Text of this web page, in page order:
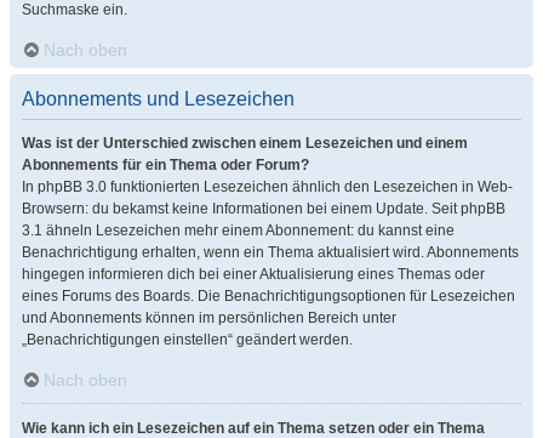
Suchmaske ein.
Nach oben
Abonnements und Lesezeichen
Was ist der Unterschied zwischen einem Lesezeichen und einem
Abonnements für ein Thema oder Forum?
In phpBB 3.0 funktionierten Lesezeichen ähnlich den Lesezeichen in Web-
Browsern: du bekamst keine Informationen bei einem Update. Seit phpBB
3.1 ähneln Lesezeichen mehr einem Abonnement: du kannst eine
Benachrichtigung erhalten, wenn ein Thema aktualisiert wird. Abonnements
hingegen informieren dich bei einer Aktualisierung eines Themas oder
eines Forums des Boards. Die Benachrichtigungsoptionen für Lesezeichen
und Abonnements können im persönlichen Bereich unter
„Benachrichtigungen einstellen“ geändert werden.
Nach oben
Wie kann ich ein Lesezeichen auf ein Thema setzen oder ein Thema